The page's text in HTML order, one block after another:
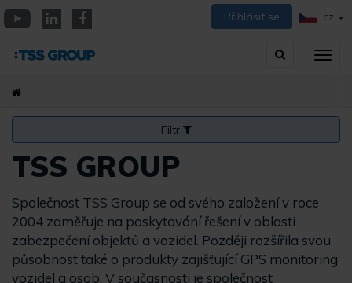
Přejít
k
hlavnímu
obsahu
Přihlásit se CZ
Vyhledávání
Filtr
TSS GROUP
Společnost TSS Group se od svého založení v roce
2004 zaměřuje na poskytování řešení v oblasti
zabezpečení objektů a vozidel. Později rozšířila svou
působnost také o produkty zajišťující GPS monitoring
vozidel a osob. V současnosti je společnost